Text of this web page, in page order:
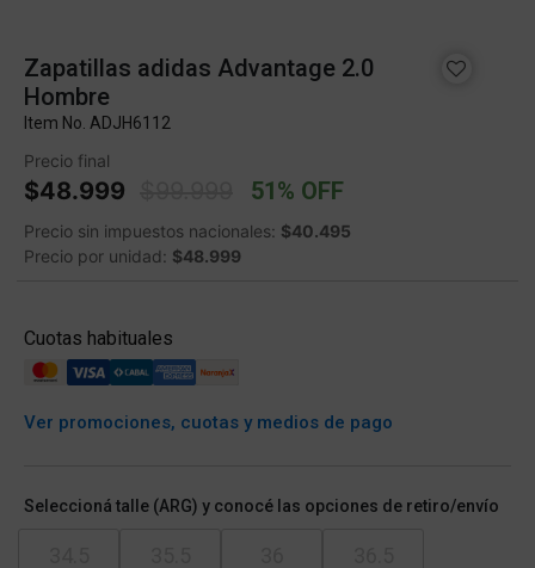
Zapatillas adidas Advantage 2.0
Hombre
Item No. ADJH6112
Precio final
$48.999 Price reduced from
51% OFF
Precio sin impuestos nacionales: $40.495
Precio por unidad: $48.999
Cuotas habituales
Ver promociones, cuotas y medios de pago
Seleccioná talle (ARG) y conocé las opciones de retiro/envío